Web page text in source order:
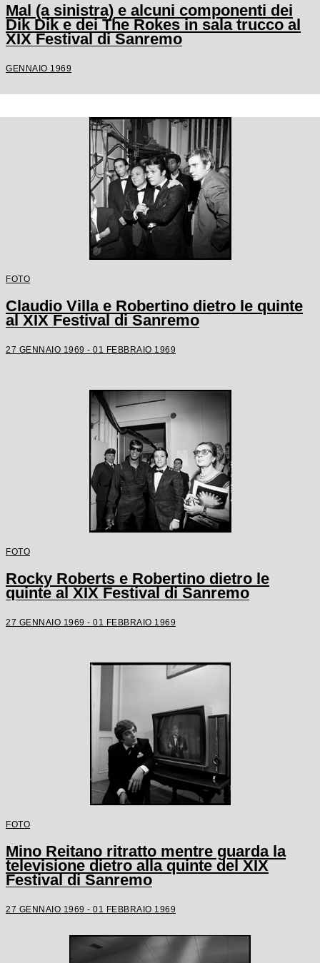
Mal (a sinistra) e alcuni componenti dei
Dik Dik e dei The Rokes in sala trucco al
XIX Festival di Sanremo
GENNAIO 1969
FOTO
Claudio Villa e Robertino dietro le quinte
al XIX Festival di Sanremo
27 GENNAIO 1969 - 01 FEBBRAIO 1969
FOTO
Rocky Roberts e Robertino dietro le
quinte al XIX Festival di Sanremo
27 GENNAIO 1969 - 01 FEBBRAIO 1969
FOTO
Mino Reitano ritratto mentre guarda la
televisione dietro alla quinte del XIX
Festival di Sanremo
27 GENNAIO 1969 - 01 FEBBRAIO 1969